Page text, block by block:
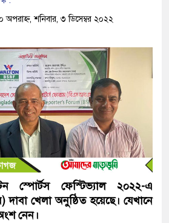
শনিবার, ৩ ডিসেম্বর ২০২২
স্পোর্টস ফেস্টিভ্যাল ২০২২-এ
খেলা অনুষ্ঠিত হয়েছে। যেখানে
নেন।